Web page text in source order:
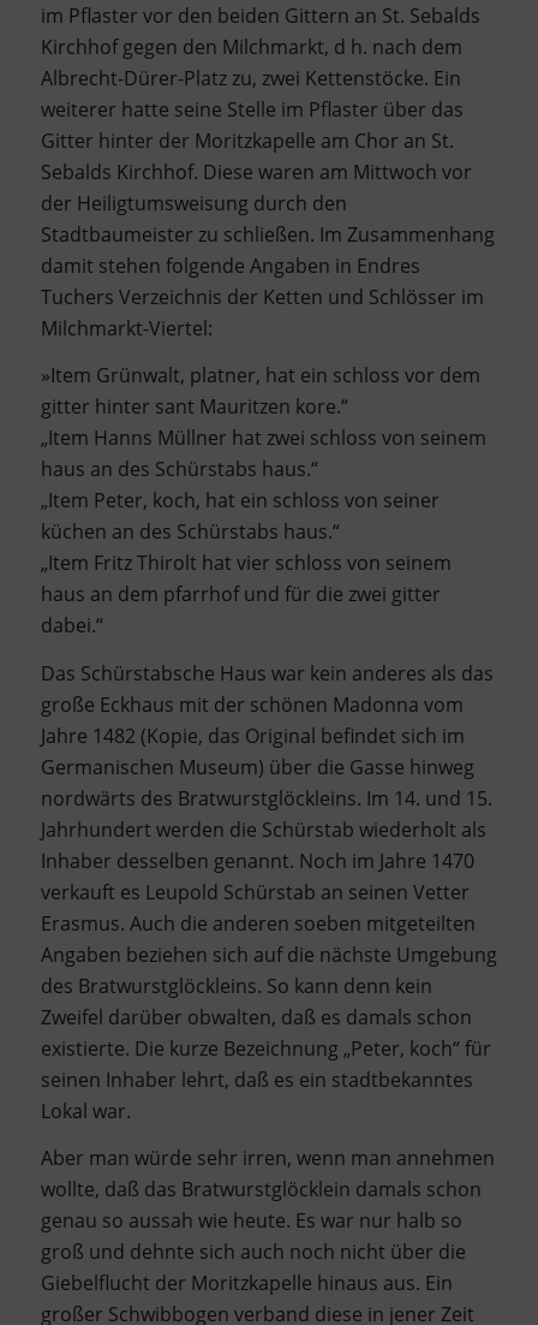
im Pflaster vor den beiden Gittern an St. Sebalds
Kirchhof gegen den Milchmarkt, d h. nach dem
Albrecht-Dürer-Platz zu, zwei Kettenstöcke. Ein
weiterer hatte seine Stelle im Pflaster über das
Gitter hinter der Moritzkapelle am Chor an St.
Sebalds Kirchhof. Diese waren am Mittwoch vor
der Heiligtumsweisung durch den
Stadtbaumeister zu schließen. Im Zusammenhang
damit stehen folgende Angaben in Endres
Tuchers Verzeichnis der Ketten und Schlösser im
Milchmarkt-Viertel:
»Item Grünwalt, platner, hat ein schloss vor dem
gitter hinter sant Mauritzen kore.“
„Item Hanns Müllner hat zwei schloss von seinem
haus an des Schürstabs haus.“
„Item Peter, koch, hat ein schloss von seiner
küchen an des Schürstabs haus.“
„Item Fritz Thirolt hat vier schloss von seinem
haus an dem pfarrhof und für die zwei gitter
dabei.“
Das Schürstabsche Haus war kein anderes als das
große Eckhaus mit der schönen Madonna vom
Jahre 1482 (Kopie, das Original befindet sich im
Germanischen Museum) über die Gasse hinweg
nordwärts des Bratwurstglöckleins. Im 14. und 15.
Jahrhundert werden die Schürstab wiederholt als
Inhaber desselben genannt. Noch im Jahre 1470
verkauft es Leupold Schürstab an seinen Vetter
Erasmus. Auch die anderen soeben mitgeteilten
Angaben beziehen sich auf die nächste Umgebung
des Bratwurstglöckleins. So kann denn kein
Zweifel darüber obwalten, daß es damals schon
existierte. Die kurze Bezeichnung „Peter, koch“ für
seinen Inhaber lehrt, daß es ein stadtbekanntes
Lokal war.
Aber man würde sehr irren, wenn man annehmen
wollte, daß das Bratwurstglöcklein damals schon
genau so aussah wie heute. Es war nur halb so
groß und dehnte sich auch noch nicht über die
Giebelflucht der Moritzkapelle hinaus aus. Ein
großer Schwibbogen verband diese in jener Zeit